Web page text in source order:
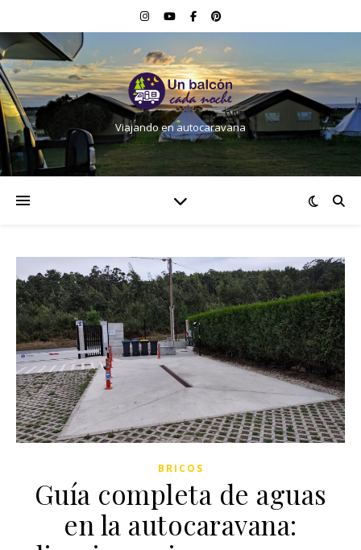
Viajando en autocaravana
BRICOS
Guía completa de aguas
en la autocaravana: